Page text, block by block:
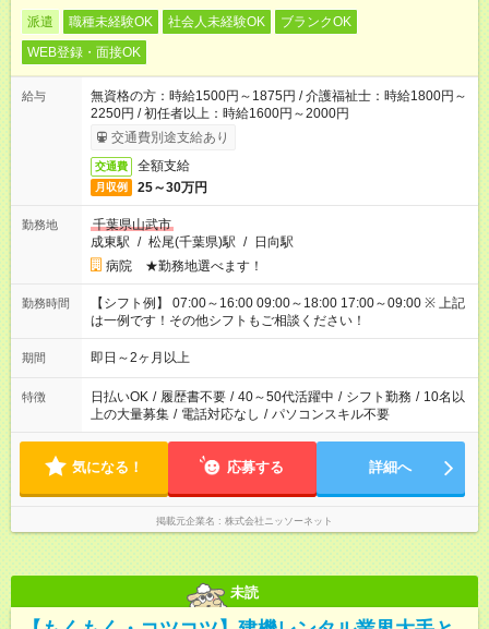
派遣 職種未経験OK 社会人未経験OK
ブランクOK
WEB登録・面接OK
給与
無資格の方：時給1500円～1875円 / 介護福祉士：時給1800円～
2250円 / 初任者以上：時給1600円～2000円
交通費別途支給あり
交通費 全額支給
月収例 25～30万円
勤務地
千葉県山武市
成東駅 / 松尾(千葉県)駅 / 日向駅
病院 ★勤務地選べます！
勤務時間
【シフト例】 07:00～16:00 09:00～18:00 17:00～09:00 ※ 上記
は一例です！その他シフトもご相談ください！
期間 即日～2ヶ月以上
特徴 日払いOK / 履歴書不要 / 40～50代活躍中 / シフト勤務 / 10名以
上の大量募集 / 電話対応なし / パソコンスキル不要
気になる！ 応募する 詳細へ
掲載元企業名 株式会社ニッソーネット
未読